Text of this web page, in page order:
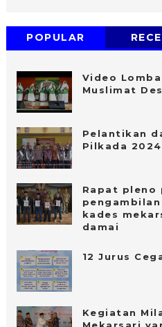
POPULAR
Video
Muslimat
Pelantikan
Pilkada
Rapat pleno
kades
damai
12 Jurus
Kegiatan